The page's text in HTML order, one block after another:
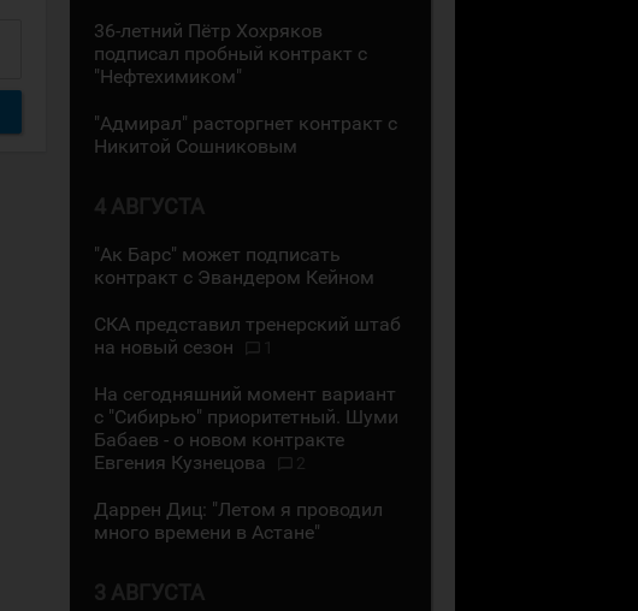
36-летний Пётр Хохряков
подписал пробный контракт с
"Нефтехимиком"
"Адмирал" расторгнет контракт с
Никитой Сошниковым
4 АВГУСТА
"Ак Барс" может подписать
контракт с Эвандером Кейном
СКА представил тренерский штаб
на новый сезон
На сегодняшний момент вариант
с "Сибирью" приоритетный. Шуми
Бабаев - о новом контракте
Евгения Кузнецова
Даррен Диц: "Летом я проводил
много времени в Астане"
3 АВГУСТА